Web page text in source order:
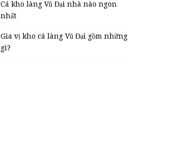
Cá kho làng Vũ Đại nhà nào ngon
nhất
Gia vị kho cá làng Vũ Đại gồm những
gì?